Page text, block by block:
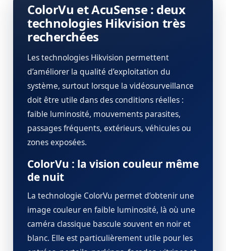
ColorVu et AcuSense : deux
technologies Hikvision très
recherchées
Les technologies Hikvision permettent
d’améliorer la qualité d’exploitation du
système, surtout lorsque la vidéosurveillance
doit être utile dans des conditions réelles :
faible luminosité, mouvements parasites,
passages fréquents, extérieurs, véhicules ou
zones exposées.
ColorVu : la vision couleur même
de nuit
La technologie ColorVu permet d’obtenir une
image couleur en faible luminosité, là où une
caméra classique bascule souvent en noir et
blanc. Elle est particulièrement utile pour les